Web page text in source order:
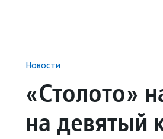
Новости
«Столото»
на девятый